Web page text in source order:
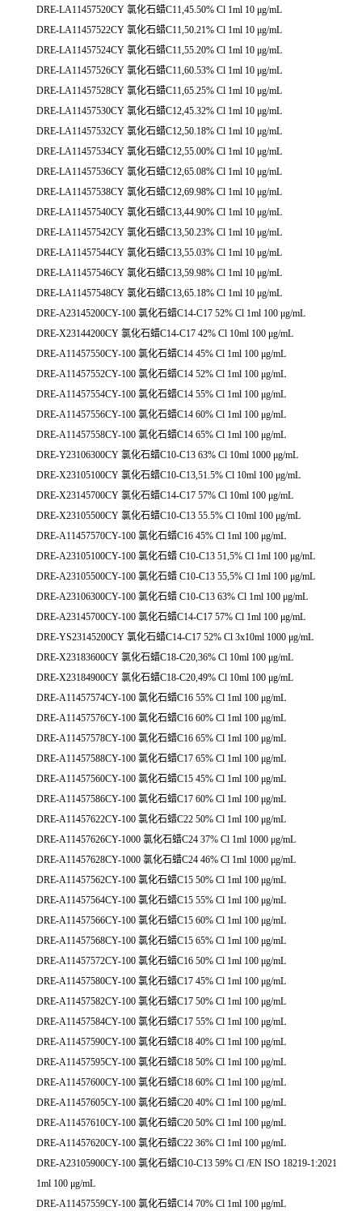
DRE-LA11457520CY 氯化石蜡C11,45.50% Cl 1ml 10 μg/mL
DRE-LA11457522CY 氯化石蜡C11,50.21% Cl 1ml 10 μg/mL
DRE-LA11457524CY 氯化石蜡C11,55.20% Cl 1ml 10 μg/mL
DRE-LA11457526CY 氯化石蜡C11,60.53% Cl 1ml 10 μg/mL
DRE-LA11457528CY 氯化石蜡C11,65.25% Cl 1ml 10 μg/mL
DRE-LA11457530CY 氯化石蜡C12,45.32% Cl 1ml 10 μg/mL
DRE-LA11457532CY 氯化石蜡C12,50.18% Cl 1ml 10 μg/mL
DRE-LA11457534CY 氯化石蜡C12,55.00% Cl 1ml 10 μg/mL
DRE-LA11457536CY 氯化石蜡C12,65.08% Cl 1ml 10 μg/mL
DRE-LA11457538CY 氯化石蜡C12,69.98% Cl 1ml 10 μg/mL
DRE-LA11457540CY 氯化石蜡C13,44.90% Cl 1ml 10 μg/mL
DRE-LA11457542CY 氯化石蜡C13,50.23% Cl 1ml 10 μg/mL
DRE-LA11457544CY 氯化石蜡C13,55.03% Cl 1ml 10 μg/mL
DRE-LA11457546CY 氯化石蜡C13,59.98% Cl 1ml 10 μg/mL
DRE-LA11457548CY 氯化石蜡C13,65.18% Cl 1ml 10 μg/mL
DRE-A23145200CY-100 氯化石蜡C14-C17 52% Cl 1ml 100 μg/mL
DRE-X23144200CY 氯化石蜡C14-C17 42% Cl 10ml 100 μg/mL
DRE-A11457550CY-100 氯化石蜡C14 45% Cl 1ml 100 μg/mL
DRE-A11457552CY-100 氯化石蜡C14 52% Cl 1ml 100 μg/mL
DRE-A11457554CY-100 氯化石蜡C14 55% Cl 1ml 100 μg/mL
DRE-A11457556CY-100 氯化石蜡C14 60% Cl 1ml 100 μg/mL
DRE-A11457558CY-100 氯化石蜡C14 65% Cl 1ml 100 μg/mL
DRE-Y23106300CY 氯化石蜡C10-C13 63% Cl 10ml 1000 μg/mL
DRE-X23105100CY 氯化石蜡C10-C13,51.5% Cl 10ml 100 μg/mL
DRE-X23145700CY 氯化石蜡C14-C17 57% Cl 10ml 100 μg/mL
DRE-X23105500CY 氯化石蜡C10-C13 55.5% Cl 10ml 100 μg/mL
DRE-A11457570CY-100 氯化石蜡C16 45% Cl 1ml 100 μg/mL
DRE-A23105100CY-100 氯化石蜡 C10-C13 51,5% Cl 1ml 100 μg/mL
DRE-A23105500CY-100 氯化石蜡 C10-C13 55,5% Cl 1ml 100 μg/mL
DRE-A23106300CY-100 氯化石蜡 C10-C13 63% Cl 1ml 100 μg/mL
DRE-A23145700CY-100 氯化石蜡C14-C17 57% Cl 1ml 100 μg/mL
DRE-YS23145200CY 氯化石蜡C14-C17 52% Cl 3x10ml 1000 μg/mL
DRE-X23183600CY 氯化石蜡C18-C20,36% Cl 10ml 100 μg/mL
DRE-X23184900CY 氯化石蜡C18-C20,49% Cl 10ml 100 μg/mL
DRE-A11457574CY-100 氯化石蜡C16 55% Cl 1ml 100 μg/mL
DRE-A11457576CY-100 氯化石蜡C16 60% Cl 1ml 100 μg/mL
DRE-A11457578CY-100 氯化石蜡C16 65% Cl 1ml 100 μg/mL
DRE-A11457588CY-100 氯化石蜡C17 65% Cl 1ml 100 μg/mL
DRE-A11457560CY-100 氯化石蜡C15 45% Cl 1ml 100 μg/mL
DRE-A11457586CY-100 氯化石蜡C17 60% Cl 1ml 100 μg/mL
DRE-A11457622CY-100 氯化石蜡C22 50% Cl 1ml 100 μg/mL
DRE-A11457626CY-1000 氯化石蜡C24 37% Cl 1ml 1000 μg/mL
DRE-A11457628CY-1000 氯化石蜡C24 46% Cl 1ml 1000 μg/mL
DRE-A11457562CY-100 氯化石蜡C15 50% Cl 1ml 100 μg/mL
DRE-A11457564CY-100 氯化石蜡C15 55% Cl 1ml 100 μg/mL
DRE-A11457566CY-100 氯化石蜡C15 60% Cl 1ml 100 μg/mL
DRE-A11457568CY-100 氯化石蜡C15 65% Cl 1ml 100 μg/mL
DRE-A11457572CY-100 氯化石蜡C16 50% Cl 1ml 100 μg/mL
DRE-A11457580CY-100 氯化石蜡C17 45% Cl 1ml 100 μg/mL
DRE-A11457582CY-100 氯化石蜡C17 50% Cl 1ml 100 μg/mL
DRE-A11457584CY-100 氯化石蜡C17 55% Cl 1ml 100 μg/mL
DRE-A11457590CY-100 氯化石蜡C18 40% Cl 1ml 100 μg/mL
DRE-A11457595CY-100 氯化石蜡C18 50% Cl 1ml 100 μg/mL
DRE-A11457600CY-100 氯化石蜡C18 60% Cl 1ml 100 μg/mL
DRE-A11457605CY-100 氯化石蜡C20 40% Cl 1ml 100 μg/mL
DRE-A11457610CY-100 氯化石蜡C20 50% Cl 1ml 100 μg/mL
DRE-A11457620CY-100 氯化石蜡C22 36% Cl 1ml 100 μg/mL
DRE-A23105900CY-100 氯化石蜡C10-C13 59% Cl /EN ISO 18219-1:2021
1ml 100 μg/mL
DRE-A11457559CY-100 氯化石蜡C14 70% Cl 1ml 100 μg/mL